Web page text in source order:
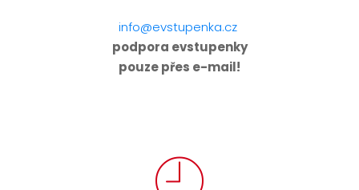
info@evstupenka.cz
podpora evstupenky
pouze přes e-mail!